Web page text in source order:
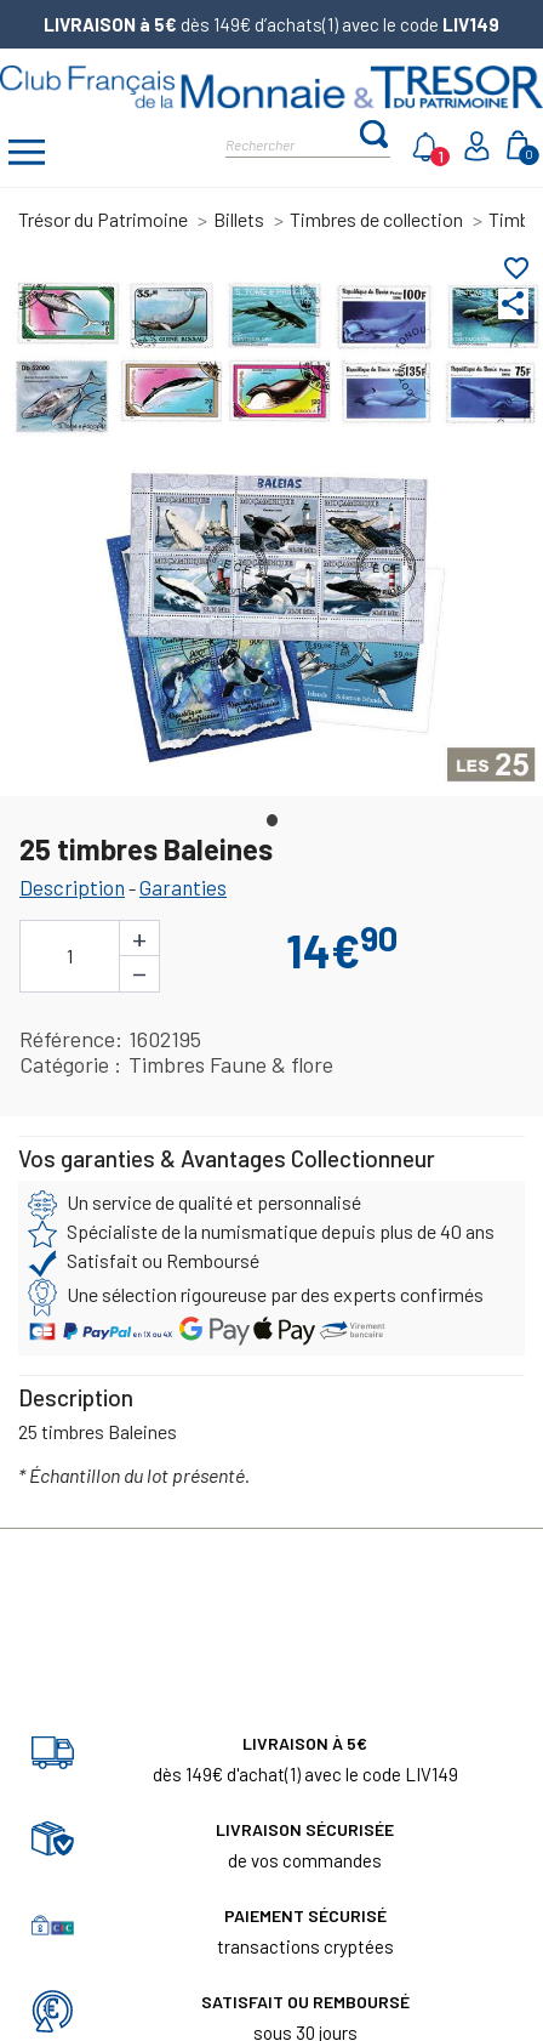
LIVRAISON à 5€ dès 149€ d’achats(1) avec le code LIV149
0
1
Trésor du Patrimoine Billets Timbres de collection
share
favorite_border
25 timbres Baleines
Description -Garanties
1
+
−
14€90
Référence 1602195
Catégorie
Timbres Faune & flore
Vos garanties & Avantages Collectionneur
Un service de qualité et personnalisé
Spécialiste de la numismatique depuis plus de 40 ans
Satisfait ou Remboursé
Une sélection rigoureuse par des experts confirmés
Description
25 timbres Baleines
* Échantillon du lot présenté.
LIVRAISON À 5€
dès 149€ d'achat(1) avec le code LIV149
LIVRAISON SÉCURISÉE
de vos commandes
PAIEMENT SÉCURISÉ
transactions cryptées
SATISFAIT OU REMBOURSÉ
sous 30 jours